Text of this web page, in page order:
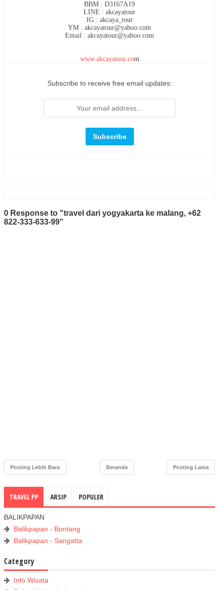
BBM : D3167A19
LINE : akcayatour
IG : akcaya_tour
YM : akcayatour@yahoo.com
Email : akcayatour@yahoo.com
www.akcayatour.com
Subscribe to receive free email updates:
0 Response to "travel dari yogyakarta ke malang, +62
822-333-633-99"
Posting Lebih Baru Posting Lama
Beranda
TRAVEL PP ARSIP POPULER
BALIKPAPAN
Balikpapan - Bontang
Balikpapan - Sangatta
Category
Info Wisata